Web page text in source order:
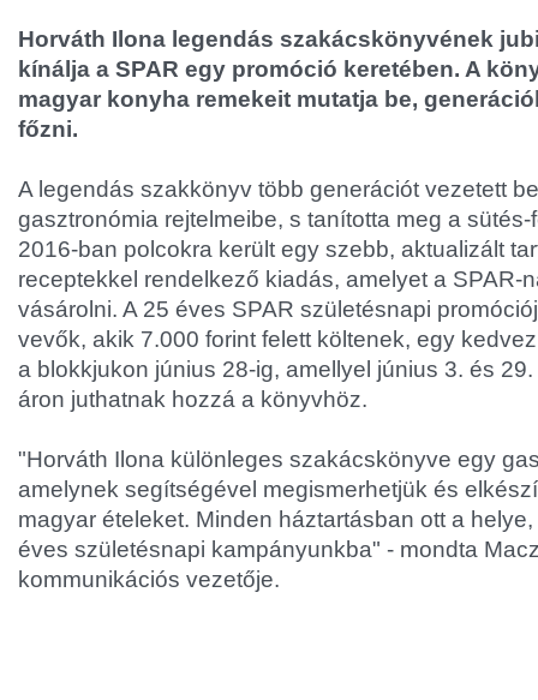
Horváth Ilona legendás szakácskönyvének
kínálja a SPAR egy promóció keretében. A
magyar konyha remekeit mutatja be,
főzni.
A legendás szakkönyv több generációt vezetett
gasztronómia rejtelmeibe, s tanította meg a
2016-ban polcokra került egy szebb, aktualizált
receptekkel rendelkező kiadás, amelyet a SPAR-
vásárolni. A 25 éves SPAR születésnapi
vevők, akik 7.000 forint felett költenek, egy
a blokkjukon június 28-ig, amellyel június 3. és
áron juthatnak hozzá a könyvhöz.
"Horváth Ilona különleges szakácskönyve egy
amelynek segítségével megismerhetjük és
magyar ételeket. Minden háztartásban ott a
éves születésnapi kampányunkba" - mondta
kommunikációs vezetője.